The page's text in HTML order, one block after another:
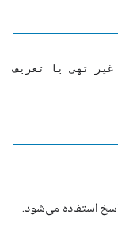
غیر تهی یا تعریف
استفاده می‌شود.